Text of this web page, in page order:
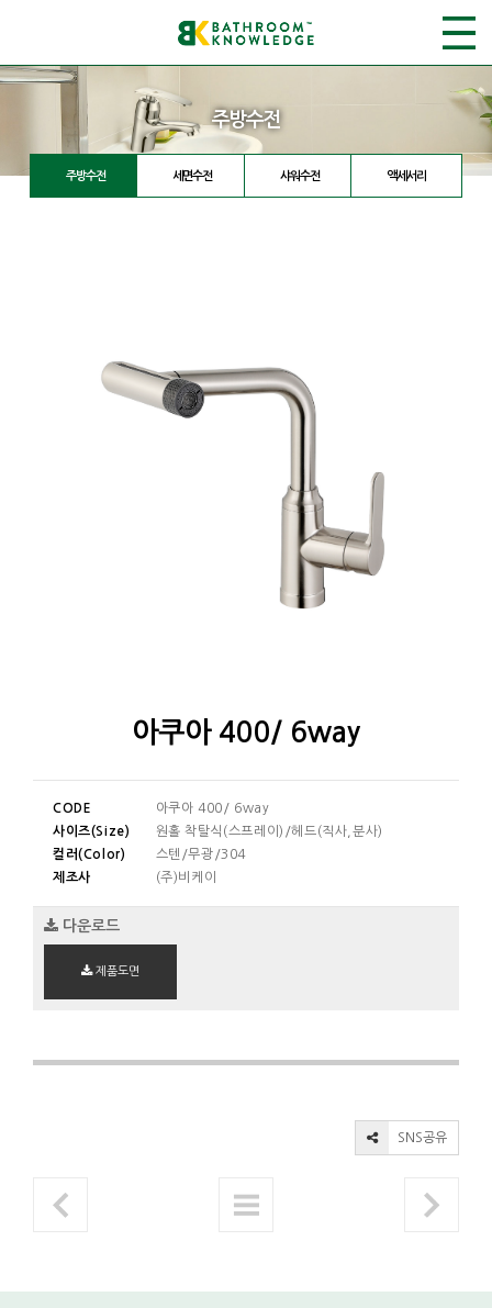
주방수전
주방수전 세면수전 샤워수전 액세서리
아쿠아 400/ 6way
CODE
아쿠아 400/ 6way
사이즈(Size)
원홀 착탈식(스프레이)/헤드(직사,분사)
컬러(Color)
스텐/무광/304
제조사
(주)비케이
다운로드
제품도면
SNS공유